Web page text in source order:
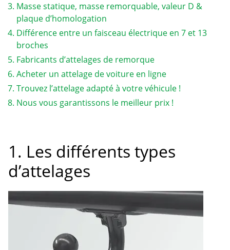
Masse statique, masse remorquable, valeur D &
plaque d’homologation
Différence entre un faisceau électrique en 7 et 13
broches
Fabricants d’attelages de remorque
Acheter un attelage de voiture en ligne
Trouvez l’attelage adapté à votre véhicule !
Nous vous garantissons le meilleur prix !
1. Les différents types
d’attelages